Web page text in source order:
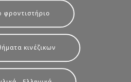
φροντιστήριο
κινέζικων